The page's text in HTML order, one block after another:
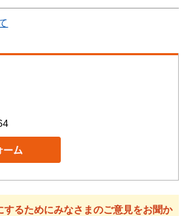
するためにみなさまのご意見をお聞か